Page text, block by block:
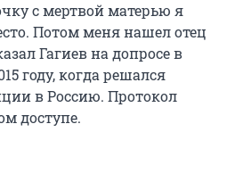
с мертвой матерью я
Потом меня нашел отец
Гагиев на допросе в
году, когда решался
в Россию. Протокол
доступе.